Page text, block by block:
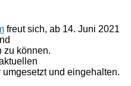
freut sich, ab 14. Juni 2021
zu können.
und eingehalten.